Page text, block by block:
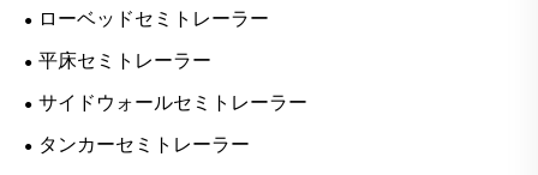
ローベッドセミトレーラー
平床セミトレーラー
サイドウォールセミトレーラー
タンカーセミトレーラー